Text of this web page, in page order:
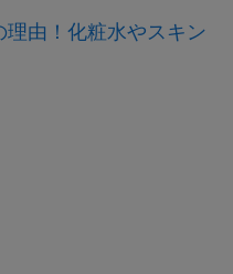
由！化粧水やスキン